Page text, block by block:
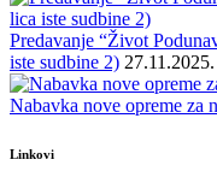
Predavanje “Život
iste sudbine 2) 27.11.2025.
Nabavka nove opreme za
Linkovi